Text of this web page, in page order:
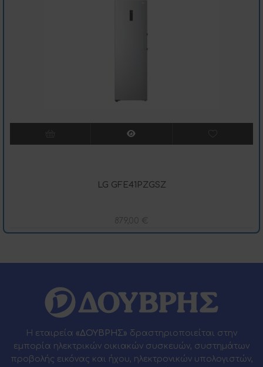
LG GFE41PZGSZ
879,00 €
Η εταιρεία «ΔΟΥΒΡΗΣ» δραστηριοποιείται στην
εμπορία ηλεκτρικών οικιακών συσκευών, συστημάτων
προβολής εικόνας και ήχου, ηλεκτρονικών υπολογιστών,